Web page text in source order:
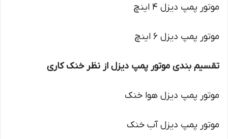
موتور پمپ دیزل 4 اینچ
موتور پمپ دیزل 6 اینچ
تقسیم بندی موتور پمپ دیزل از نظر خنک کاری
موتور پمپ دیزل هوا خنک
موتور پمپ دیزل آب خنک